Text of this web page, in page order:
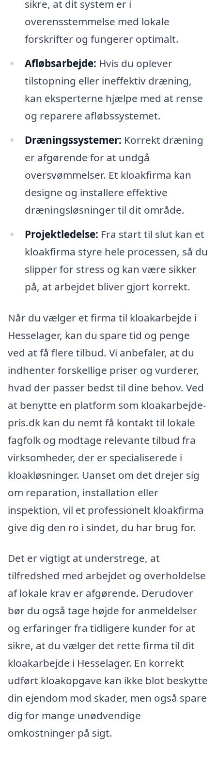
sikre, at dit system er i
overensstemmelse med lokale
forskrifter og fungerer optimalt.
Afløbsarbejde: Hvis du oplever
tilstopning eller ineffektiv dræning,
kan eksperterne hjælpe med at rense
og reparere afløbssystemet.
Dræningssystemer: Korrekt dræning
er afgørende for at undgå
oversvømmelser. Et kloakfirma kan
designe og installere effektive
dræningsløsninger til dit område.
Projektledelse: Fra start til slut kan et
kloakfirma styre hele processen, så du
slipper for stress og kan være sikker
på, at arbejdet bliver gjort korrekt.
Når du vælger et firma til kloakarbejde i
Hesselager, kan du spare tid og penge
ved at få flere tilbud. Vi anbefaler, at du
indhenter forskellige priser og vurderer,
hvad der passer bedst til dine behov. Ved
at benytte en platform som kloakarbejde-
pris.dk kan du nemt få kontakt til lokale
fagfolk og modtage relevante tilbud fra
virksomheder, der er specialiserede i
kloakløsninger. Uanset om det drejer sig
om reparation, installation eller
inspektion, vil et professionelt kloakfirma
give dig den ro i sindet, du har brug for.
Det er vigtigt at understrege, at
tilfredshed med arbejdet og overholdelse
af lokale krav er afgørende. Derudover
bør du også tage højde for anmeldelser
og erfaringer fra tidligere kunder for at
sikre, at du vælger det rette firma til dit
kloakarbejde i Hesselager. En korrekt
udført kloakopgave kan ikke blot beskytte
din ejendom mod skader, men også spare
dig for mange unødvendige
omkostninger på sigt.